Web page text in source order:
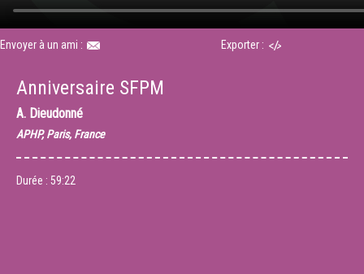
Envoyer à un ami : Exporter :
Anniversaire SFPM
A. Dieudonné
APHP, Paris, France
Durée : 59:22